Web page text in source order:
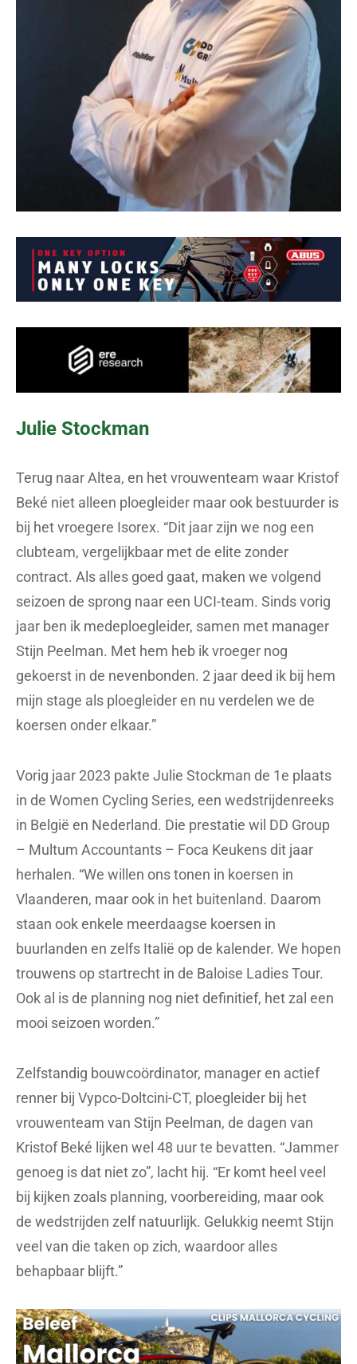
Julie Stockman
Terug naar Altea, en het vrouwenteam waar Kristof
Beké niet alleen ploegleider maar ook bestuurder is
bij het vroegere Isorex. “Dit jaar zijn we nog een
clubteam, vergelijkbaar met de elite zonder
contract. Als alles goed gaat, maken we volgend
seizoen de sprong naar een UCI-team. Sinds vorig
jaar ben ik medeploegleider, samen met manager
Stijn Peelman. Met hem heb ik vroeger nog
gekoerst in de nevenbonden. 2 jaar deed ik bij hem
mijn stage als ploegleider en nu verdelen we de
koersen onder elkaar.”
Vorig jaar 2023 pakte Julie Stockman de 1e plaats
in de Women Cycling Series, een wedstrijdenreeks
in België en Nederland. Die prestatie wil DD Group
– Multum Accountants – Foca Keukens dit jaar
herhalen. “We willen ons tonen in koersen in
Vlaanderen, maar ook in het buitenland. Daarom
staan ook enkele meerdaagse koersen in
buurlanden en zelfs Italië op de kalender. We hopen
trouwens op startrecht in de Baloise Ladies Tour.
Ook al is de planning nog niet definitief, het zal een
mooi seizoen worden.”
Zelfstandig bouwcoördinator, manager en actief
renner bij Vypco-Doltcini-CT, ploegleider bij het
vrouwenteam van Stijn Peelman, de dagen van
Kristof Beké lijken wel 48 uur te bevatten. “Jammer
genoeg is dat niet zo”, lacht hij. “Er komt heel veel
bij kijken zoals planning, voorbereiding, maar ook
de wedstrijden zelf natuurlijk. Gelukkig neemt Stijn
veel van die taken op zich, waardoor alles
behapbaar blijft.”